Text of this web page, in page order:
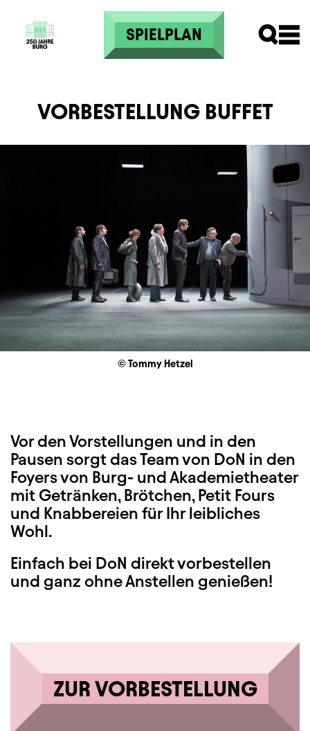
Direkt zum Inhalt
SPIELPLAN
VORBESTELLUNG BUFFET
© Tommy Hetzel
Vor den Vorstellungen und in den
Pausen sorgt das Team von DoN in den
Foyers von Burg- und Akademietheater
mit Getränken, Brötchen, Petit Fours
und Knabbereien für Ihr leibliches
Wohl.
Einfach bei DoN direkt vorbestellen
und ganz ohne Anstellen genießen!
ZUR VORBESTELLUNG